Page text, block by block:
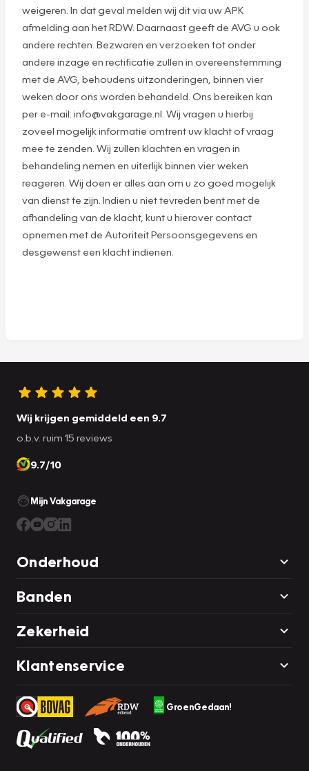
weigeren. In dat geval melden wij dit via uw APK
afmelding aan het RDW. Daarnaast geeft de AVG u ook
andere rechten. Bezwaren en verzoeken tot onder
andere inzage en rectificatie zullen in overeenstemming
met de AVG, behoudens uitzonderingen, binnen vier
weken door ons worden behandeld. Ons bereiken kan
per e-mail: info@vakgarage.nl. Wij vragen u hierbij
zoveel mogelijk informatie omtrent uw klacht of vraag
mee te zenden. Wij zullen klachten en vragen in
behandeling nemen en uiterlijk binnen vier weken
reageren. Wij doen er alles aan om u zo goed mogelijk
van dienst te zijn. Indien u niet tevreden bent met de
afhandeling van de klacht, kunt u hierover contact
opnemen met de Autoriteit Persoonsgegevens en
desgewenst een klacht indienen.
Wij krijgen gemiddeld een 9.7
o.b.v. ruim 15 reviews
9.7/10
Mijn Vakgarage
Onderhoud
Banden
Zekerheid
Klantenservice
GroenGedaan!